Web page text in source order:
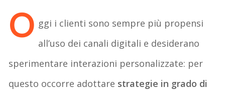
O ggi i clienti sono sempre più propensi
all’uso dei canali digitali e desiderano
sperimentare interazioni personalizzate: per
questo occorre adottare strategie in grado di